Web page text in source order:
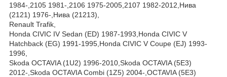
1984-,2105 1981-,2106 1975-2005,2107 1982-2012,Нива
(2121) 1976-,Нива (21213),
Renault Trafik,
Honda CIVIC IV Sedan (ED) 1987-1993,Honda CIVIC V
Hatchback (EG) 1991-1995,Honda CIVIC V Coupe (EJ) 1993-
1996,
Skoda OCTAVIA (1U2) 1996-2010,Skoda OCTAVIA (5E3)
2012-,Skoda OCTAVIA Combi (1Z5) 2004-,OCTAVIA (5E3)